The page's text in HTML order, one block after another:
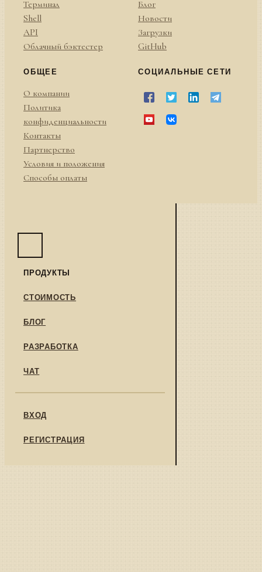
Терминал
Shell
API
Облачный бэктестер
Блог
Новости
Загрузки
GitHub
ОБЩЕЕ
О компании
Политика
конфиденциальности
Контакты
Партнерство
Условия и положения
Способы оплаты
СОЦИАЛЬНЫЕ СЕТИ
ПРОДУКТЫ
СТОИМОСТЬ
БЛОГ
РАЗРАБОТКА
ЧАТ
ВХОД
РЕГИСТРАЦИЯ